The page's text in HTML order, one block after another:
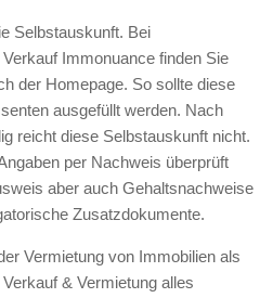
Selbstauskunft. Bei
Immonuance finden Sie
der Homepage. So sollte diese
ausgefüllt werden. Nach
reicht diese Selbstauskunft nicht.
per Nachweis überprüft
aber auch Gehaltsnachweise
Zusatzdokumente.
Vermietung von Immobilien als
& Vermietung alles